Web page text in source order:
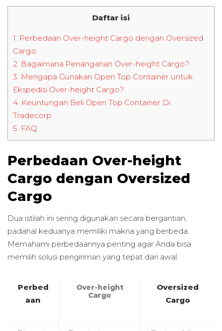
Daftar isi
1. Perbedaan Over-height Cargo dengan Oversized
Cargo
2. Bagaimana Penanganan Over-height Cargo?
3. Mengapa Gunakan Open Top Container untuk
Ekspedisi Over-height Cargo?
4. Keuntungan Beli Open Top Container Di
Tradecorp
5. FAQ
Perbedaan Over-height
Cargo dengan Oversized
Cargo
Dua istilah ini sering digunakan secara bergantian,
padahal keduanya memiliki makna yang berbeda.
Memahami perbedaannya penting agar Anda bisa
memilih solusi pengiriman yang tepat dari awal.
Perbed
aan
Over-height
Cargo
Oversized
Cargo